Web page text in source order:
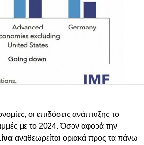
οι επιδόσεις ανάπτυξης το
με το 2024. Όσον αφορά την
αναθεωρείται οριακά προς τα πάνω